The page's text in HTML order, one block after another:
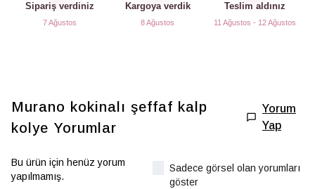
Sipariş verdiniz
7 Ağustos
Kargoya verdik
8 Ağustos
Teslim aldınız
11 Ağustos - 12 Ağustos
Murano kokinalı şeffaf kalp
kolye Yorumlar
Yorum
Yap
Bu ürün için henüz yorum
yapılmamış.
Sadece görsel olan yorumları
göster